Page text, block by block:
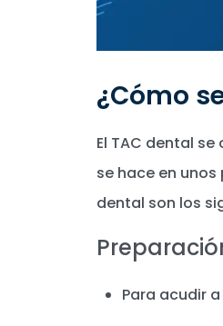
¿Cómo
El TAC dental
se hace en
dental son los
Para acudir